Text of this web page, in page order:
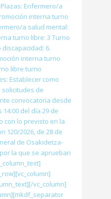
Enfermero/a
interna turno
a salud mental:
turno libre: 3 Turno
6.
interna turno
libre turno
Establecer como
de
convocatoria desde
del día 29 de
con lo previsto en la
120/2026, de 28 de
de Osakidetza-
la que se aprueban
vc_column]